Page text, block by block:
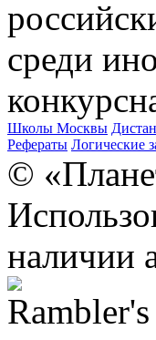
среди
Школы Москвы
Рефераты Логические
©
наличии